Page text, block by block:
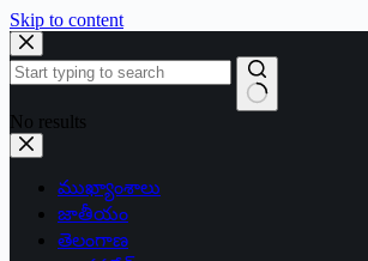
Skip to content
No results
ముఖ్యాంశాలు
జాతీయం
తెలంగాణ